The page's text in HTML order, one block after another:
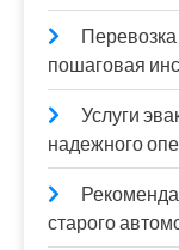
пошаговая
Услуги
надежного
старого